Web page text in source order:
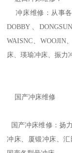
冲床维修：从事各
DOBBY、
WAISNC、
床、瑛瑜冲床、振力
国产冲床维修
国产冲床维修：扬
冲床、厦锻冲床、